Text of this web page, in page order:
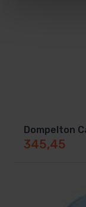
Dompelton
345,45